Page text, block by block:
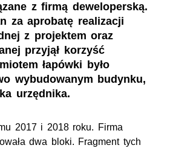
z firmą deweloperską.
za aprobatę realizacji
z projektem oraz
przyjął korzyść
łapówki było
wybudowanym budynku,
urzędnika.
2017 i 2018 roku. Firma
dwa bloki. Fragment tych